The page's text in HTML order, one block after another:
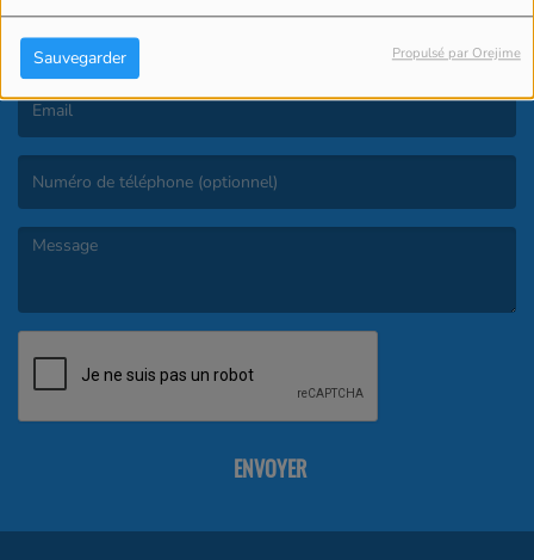
Sauvegarder Propulsé par Orejime
(Le nom est obligatoire. )
ENVOYER